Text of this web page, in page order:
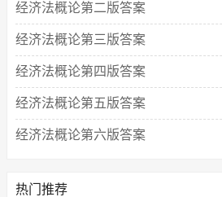
经济法概论第二版答案
经济法概论第三版答案
经济法概论第四版答案
经济法概论第五版答案
经济法概论第六版答案
热门推荐